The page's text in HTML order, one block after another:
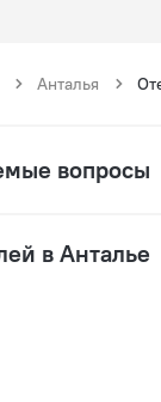
Анталья
вопросы
в Анталье